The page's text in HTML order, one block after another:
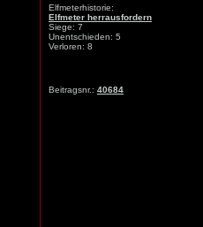
Elfmeterhistorie:
Elfmeter herrausfordern
Siege: 7
Unentschieden: 5
Verloren: 8
Beitragsnr.: 40684